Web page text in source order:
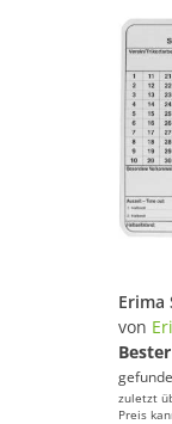
von
zuletzt
Preis